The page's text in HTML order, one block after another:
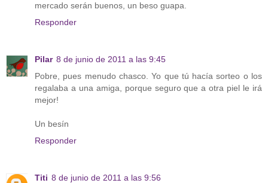
mercado serán buenos, un beso guapa.
Responder
Pilar 8 de junio de 2011 a las 9:45
Pobre, pues menudo chasco. Yo que tú hacía sorteo o los
regalaba a una amiga, porque seguro que a otra piel le irá
mejor!
Un besín
Responder
Titi 8 de junio de 2011 a las 9:56